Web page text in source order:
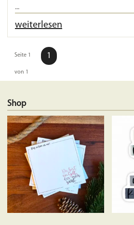
...
weiterlesen
Seite 1
von 1
1
Shop